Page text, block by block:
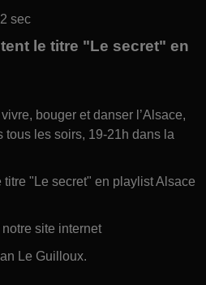
sec
le titre "Le secret" en
bouger et danser l’Alsace,
tous les soirs, 19-21h dans la
"Le secret" en playlist Alsace
site internet
Le Guilloux.